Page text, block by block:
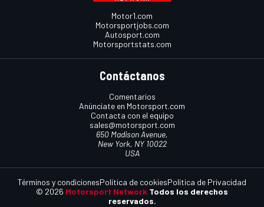
Motor1.com
Motorsportjobs.com
Autosport.com
Motorsportstats.com
Contáctanos
Comentarios
Anúnciate en Motorsport.com
Contacta con el equipo
sales@motorsport.com
650 Madison Avenue,
New York, NY 10022
USA
© 2026 Motorsport Network Todos los derechos
reservados.
Términos y condicionesPolítica de cookiesPolítica de Privacidad